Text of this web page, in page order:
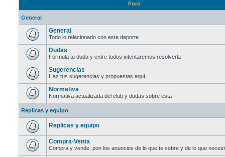
Foro
General
General
Todo lo relacionado con este deporte
Dudas
Formula tu duda y entre todos intentaremos resolverla
Sugerencias
Haz tus sugerencias y propuestas aquí
Normativa
Normativa actualizada del club y dudas sobre esta
Replicas y equipo
Replicas y equipo
Compra-Venta
Compra y vende, pon los anuncios de lo que te sobre y de lo que